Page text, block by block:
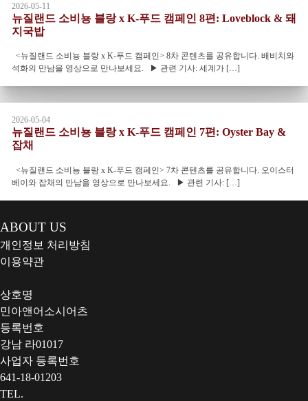
2026-05-11
뉴질랜드 소비뇽 블랑 x K-푸드 캠페인 8편: Loveblock & 돼
지국밥
<뉴질랜드 소비뇽 블랑 x K-푸드 캠페인> 8차 콘텐츠를 공유합니다. 배비치와
석화의 만남을 영상으로 만나보세요. ▶ 관련 기사: 세계가 […]
2026-05-04
뉴질랜드 소비뇽 블랑 x K-푸드 캠페인 7편: Oyster Bay &
잡채
<뉴질랜드 소비뇽 블랑 x K-푸드 캠페인> 7차 콘텐츠를 공유합니다. 오이스터
베이와 잡채의 만남을 영상으로 만나보세요. ▶ 관련 기사: […]
ABOUT US
개인정보 처리방침
이용약관
상호명
민아앤어소시어츠
등록번호
강남 라01017
사업자 등록번호
641-18-01203
TEL.